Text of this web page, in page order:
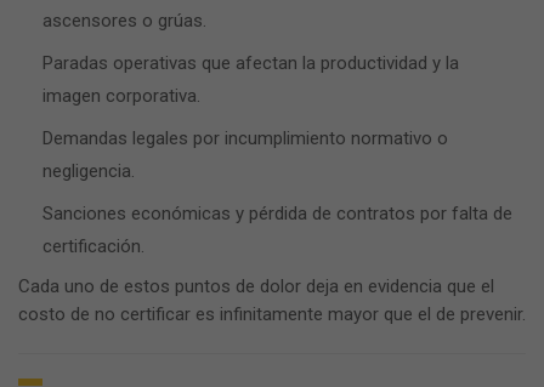
ascensores o grúas.
Paradas operativas que afectan la productividad y la
imagen corporativa.
Demandas legales por incumplimiento normativo o
negligencia.
Sanciones económicas y pérdida de contratos por falta de
certificación.
Cada uno de estos puntos de dolor deja en evidencia que el
costo de no certificar es infinitamente mayor que el de prevenir.